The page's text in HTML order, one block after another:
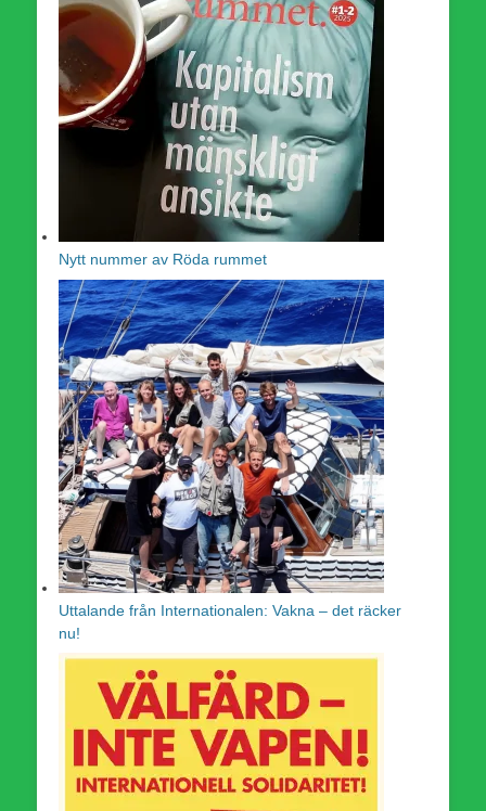
Nytt nummer av Röda rummet
Uttalande från Internationalen: Vakna – det räcker
nu!